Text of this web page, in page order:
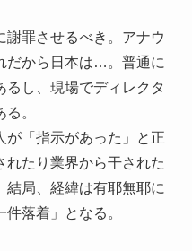
謝罪させるべき。アナウ
だから日本は…。普通に
るし、現場でディレクタ
。
が「指示があった」と正
れたり業界から干された
結局、経緯は有耶無耶に
落着」となる。